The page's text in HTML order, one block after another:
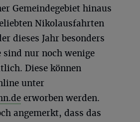
Gemeindegebiet hinaus
Nikolausfahrten
dieses Jahr besonders
sind nur noch wenige
Diese können
unter
erworben werden.
angemerkt, dass das